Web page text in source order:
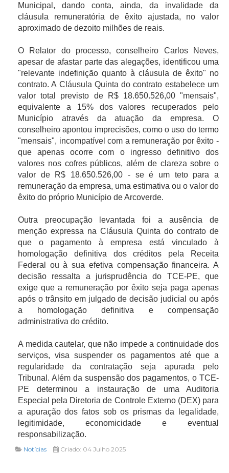
Municipal, dando conta, ainda, da invalidade da
cláusula remuneratória de êxito ajustada, no valor
aproximado de dezoito milhões de reais.
O Relator do processo, conselheiro Carlos Neves,
apesar de afastar parte das alegações, identificou uma
"relevante indefinição quanto à cláusula de êxito" no
contrato. A Cláusula Quinta do contrato estabelece um
valor total previsto de R$ 18.650.526,00 "mensais",
equivalente a 15% dos valores recuperados pelo
Município através da atuação da empresa. O
conselheiro apontou imprecisões, como o uso do termo
"mensais", incompatível com a remuneração por êxito -
que apenas ocorre com o ingresso definitivo dos
valores nos cofres públicos, além de clareza sobre o
valor de R$ 18.650.526,00 - se é um teto para a
remuneração da empresa, uma estimativa ou o valor do
êxito do próprio Município de Arcoverde.
Outra preocupação levantada foi a ausência de
menção expressa na Cláusula Quinta do contrato de
que o pagamento à empresa está vinculado à
homologação definitiva dos créditos pela Receita
Federal ou à sua efetiva compensação financeira. A
decisão ressalta a jurisprudência do TCE-PE, que
exige que a remuneração por êxito seja paga apenas
após o trânsito em julgado de decisão judicial ou após
a homologação definitiva e compensação
administrativa do crédito.
A medida cautelar, que não impede a continuidade dos
serviços, visa suspender os pagamentos até que a
regularidade da contratação seja apurada pelo
Tribunal. Além da suspensão dos pagamentos, o TCE-
PE determinou a instauração de uma Auditoria
Especial pela Diretoria de Controle Externo (DEX) para
a apuração dos fatos sob os prismas da legalidade,
legitimidade, economicidade e eventual
responsabilização.
Notícias Criado: 04 Julho 2025